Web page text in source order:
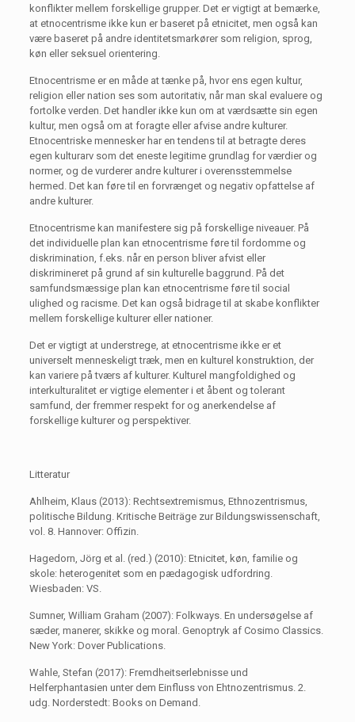
konflikter mellem forskellige grupper. Det er vigtigt at bemærke,
at etnocentrisme ikke kun er baseret på etnicitet, men også kan
være baseret på andre identitetsmarkører som religion, sprog,
køn eller seksuel orientering.
Etnocentrisme er en måde at tænke på, hvor ens egen kultur,
religion eller nation ses som autoritativ, når man skal evaluere og
fortolke verden. Det handler ikke kun om at værdsætte sin egen
kultur, men også om at foragte eller afvise andre kulturer.
Etnocentriske mennesker har en tendens til at betragte deres
egen kulturarv som det eneste legitime grundlag for værdier og
normer, og de vurderer andre kulturer i overensstemmelse
hermed. Det kan føre til en forvrænget og negativ opfattelse af
andre kulturer.
Etnocentrisme kan manifestere sig på forskellige niveauer. På
det individuelle plan kan etnocentrisme føre til fordomme og
diskrimination, f.eks. når en person bliver afvist eller
diskrimineret på grund af sin kulturelle baggrund. På det
samfundsmæssige plan kan etnocentrisme føre til social
ulighed og racisme. Det kan også bidrage til at skabe konflikter
mellem forskellige kulturer eller nationer.
Det er vigtigt at understrege, at etnocentrisme ikke er et
universelt menneskeligt træk, men en kulturel konstruktion, der
kan variere på tværs af kulturer. Kulturel mangfoldighed og
interkulturalitet er vigtige elementer i et åbent og tolerant
samfund, der fremmer respekt for og anerkendelse af
forskellige kulturer og perspektiver.
Litteratur
Ahlheim, Klaus (2013): Rechtsextremismus, Ethnozentrismus,
politische Bildung. Kritische Beiträge zur Bildungswissenschaft,
vol. 8. Hannover: Offizin.
Hagedorn, Jörg et al. (red.) (2010): Etnicitet, køn, familie og
skole: heterogenitet som en pædagogisk udfordring.
Wiesbaden: VS.
Sumner, William Graham (2007): Folkways. En undersøgelse af
sæder, manerer, skikke og moral. Genoptryk af Cosimo Classics.
New York: Dover Publications.
Wahle, Stefan (2017): Fremdheitserlebnisse und
Helferphantasien unter dem Einfluss von Ehtnozentrismus. 2.
udg. Norderstedt: Books on Demand.